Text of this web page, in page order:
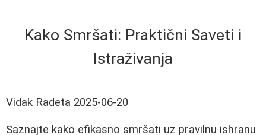
Kako Smršati: Praktični Saveti i
Istraživanja
Vidak Radeta 2025-06-20
Saznajte kako efikasno smršati uz pravilnu ishranu